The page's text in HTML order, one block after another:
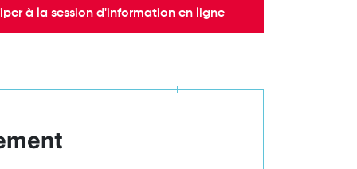
à la session d'information en ligne